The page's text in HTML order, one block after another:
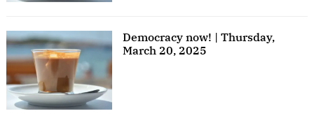
Democracy now! | Thursday,
March 20, 2025